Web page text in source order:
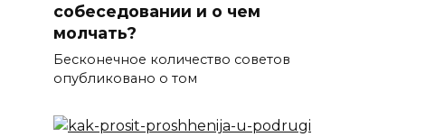
собеседовании и о чем
молчать?
Бесконечное количество советов
опубликовано о том